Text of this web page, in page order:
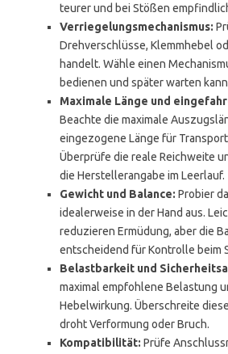
teurer und bei Stößen
Verriegelungsmechanismus:
Drehverschlüsse, Klemmhebel
handelt. Wähle einen
bedienen und später warten
Maximale Länge und
Beachte die maximale
eingezogene Länge für
Überprüfe die reale Reichweite
die Herstellerangabe im Leerlauf.
Gewicht und Balance: Probier
idealerweise in der Hand aus.
reduzieren Ermüdung, aber die
entscheidend für Kontrolle beim
Belastbarkeit und
maximal empfohlene Belastung
Hebelwirkung. Überschreite
droht Verformung oder Bruch.
Kompatibilität: Prüfe